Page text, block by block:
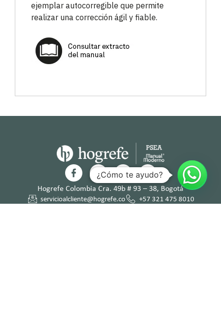
ejemplar autocorregible que permite
realizar una corrección ágil y fiable.
Hogrefe Colombia Cra. 49b # 93 – 38, Bogotá
servicioalcliente@hogrefe.co
+57 321 475 8010
¿Cómo te ayudo?